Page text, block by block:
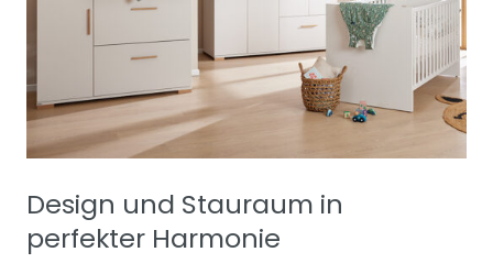
Design und Stauraum in
perfekter Harmonie